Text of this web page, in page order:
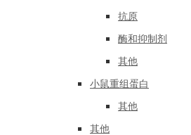
抗原
酶和抑制剂
其他
小鼠重组蛋白
其他
其他